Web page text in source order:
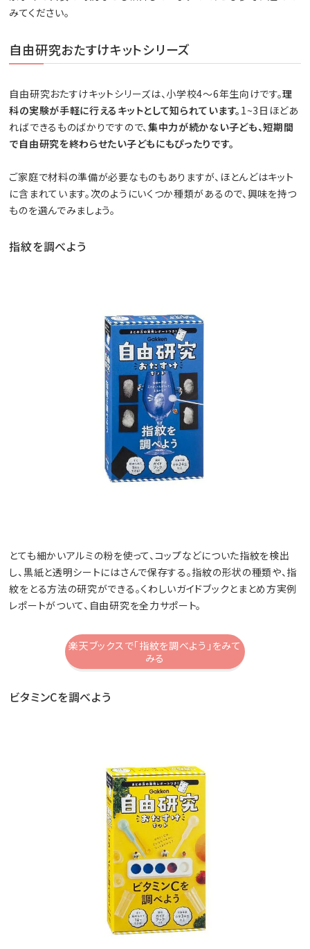
みてください。
自由研究おたすけキットシリーズ
自由研究おたすけキットシリーズは、小学校4～6年生向けです。理
科の実験が手軽に行えるキットとして知られています。 1~3日ほどあ
ればできるものばかりですので、集中力が続かない子ども、短期間
で自由研究を終わらせたい子どもにもぴったりです。
ご家庭で材料の準備が必要なものもありますが、ほとんどはキット
に含まれています。次のようにいくつか種類があるので、興味を持つ
ものを選んでみましょう。
指紋を調べよう
とても細かいアルミの粉を使って、コップなどについた指紋を検出
し、黒紙と透明シートにはさんで保存する。指紋の形状の種類や、指
紋をとる方法の研究ができる。くわしいガイドブックとまとめ方実例
レポートがついて、自由研究を全力サポート。
楽天ブックスで「指紋を調べよう」をみて
みる
ビタミンCを調べよう